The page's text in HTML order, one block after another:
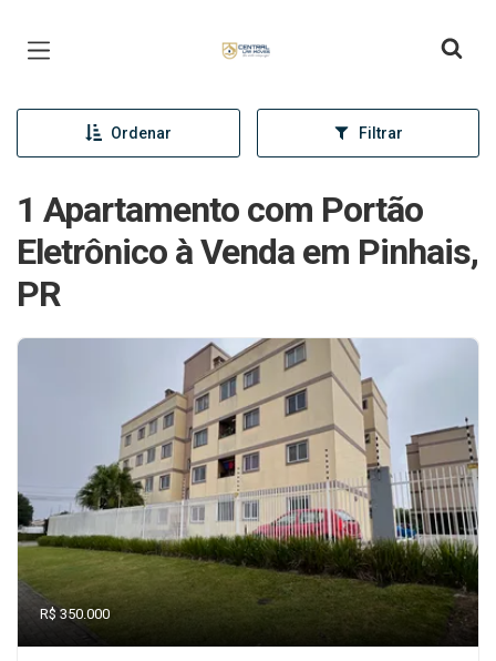
Ordenar Filtrar
1 Apartamento com Portão
Eletrônico à Venda em Pinhais,
PR
R$ 350.000